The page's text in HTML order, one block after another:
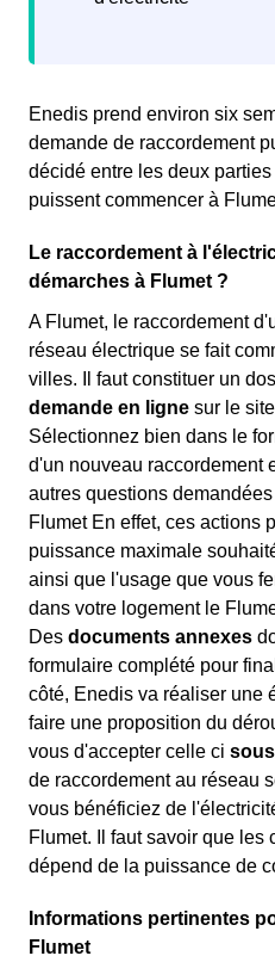
Enedis prend environ six
demande de raccordement
décidé entre les deux
puissent commencer à
Le raccordement à
démarches à Flumet ?
A Flumet, le raccordement
réseau électrique se fait
villes. Il faut constituer un
demande en ligne sur le
Sélectionnez bien dans le
d'un nouveau raccordement
autres questions
Flumet En effet, ces actions
puissance maximale
ainsi que l'usage que vous
dans votre logement le
Des documents annexes
formulaire complété pour
côté, Enedis va réaliser une
faire une proposition du
vous d'accepter celle ci
de raccordement au réseau
vous bénéficiez de
Flumet. Il faut savoir que les
dépend de la puissance de
Informations pertinentes
Flumet